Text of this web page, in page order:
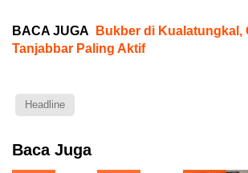
BACA JUGA
Bukber di Kualatungkal,
Tanjabbar Paling Aktif
Headline
Baca Juga